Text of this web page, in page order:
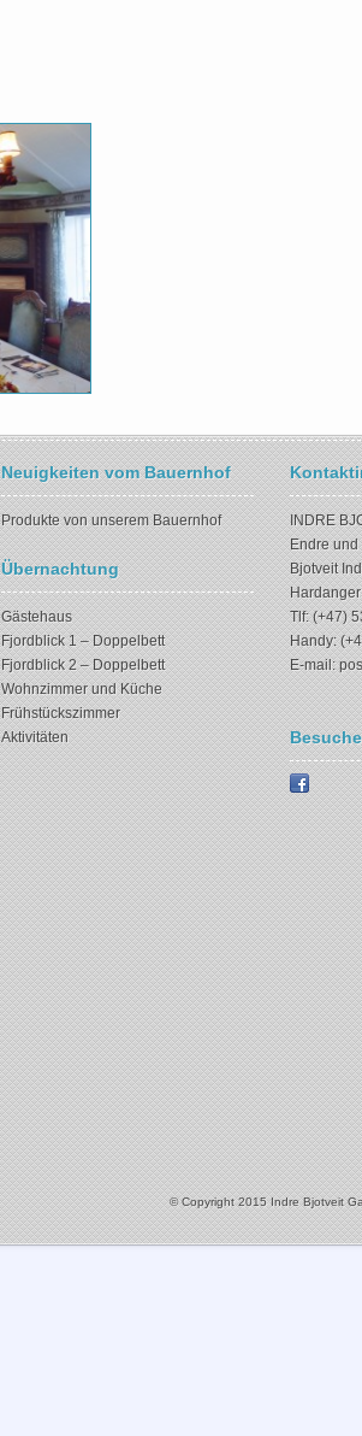
Neuigkeiten vom Bauernhof
Produkte von unserem Bauernhof
Übernachtung
Gästehaus
Fjordblick 1 – Doppelbett
Fjordblick 2 – Doppelbett
Wohnzimmer und Küche
Frühstückszimmer
Aktivitäten
INDRE
Endre und
Bjotveit
Hardanger
Tlf: (+47)
Handy:
E-mail:
© Copyright 2015 Indre Bjotveit